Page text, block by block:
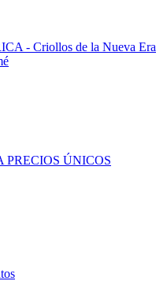
- Criollos de la Nueva Era
PRECIOS ÚNICOS